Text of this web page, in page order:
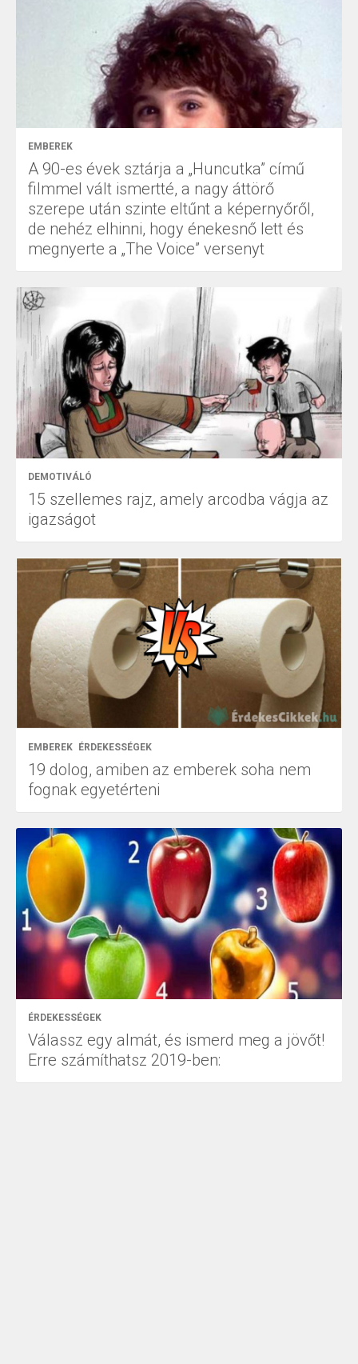
EMBEREK
A 90-es évek sztárja a „Huncutka” című
filmmel vált ismertté, a nagy áttörő
szerepe után szinte eltűnt a képernyőről,
de nehéz elhinni, hogy énekesnő lett és
megnyerte a „The Voice” versenyt
DEMOTIVÁLÓ
15 szellemes rajz, amely arcodba vágja az
igazságot
EMBEREK ÉRDEKESSÉGEK
19 dolog, amiben az emberek soha nem
fognak egyetérteni
ÉRDEKESSÉGEK
Válassz egy almát, és ismerd meg a jövőt!
Erre számíthatsz 2019-ben: